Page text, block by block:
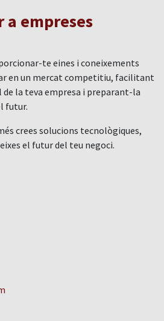
a empreses
te eines i coneixements
en un mercat competitiu, facilitant
la teva empresa i preparant-la
futur.
crees solucions tecnològiques,
el futur del teu negoci.